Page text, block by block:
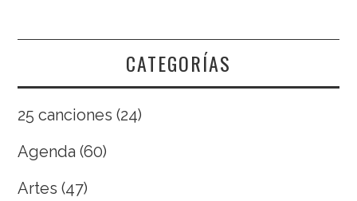
CATEGORÍAS
25 canciones (24)
Agenda (60)
Artes (47)